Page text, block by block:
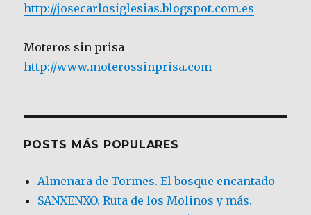
http://josecarlosiglesias.blogspot.com.es
Moteros sin prisa
http://www.moterossinprisa.com
POSTS MÁS POPULARES
Almenara de Tormes. El bosque encantado
SANXENXO. Ruta de los Molinos y más.